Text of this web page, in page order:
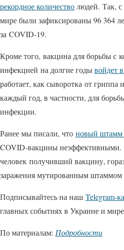
рекордное количестволюдей. Так, с
мире были зафиксированы 96 364
за COVID-19.
Кроме того, вакцина для борьбы с
инфекцией на долгие годывойдет
работает, как сыворотка от гриппа
каждый год, в частности, для
инфекции.
Ранее мы писали, что новый штамм
COVID-вакцины неэффективными.
человек получивший вакцину,
заражения мутированным штаммом
Подписывайтесь на наш Telegram-
главных событиях в Украине и
По материалам: Подробности